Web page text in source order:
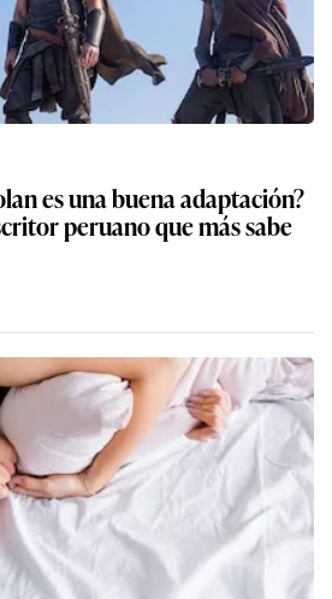
es una buena adaptación?
peruano que más sabe